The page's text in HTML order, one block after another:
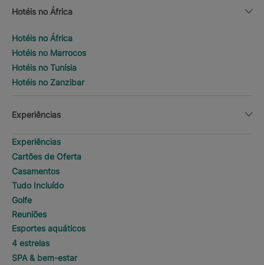
Hotéis no África
Hotéis no África
Hotéis no Marrocos
Hotéis no Tunísia
Hotéis no Zanzibar
Experiências
Experiências
Cartões de Oferta
Casamentos
Tudo Incluído
Golfe
Reuniões
Esportes aquáticos
4 estrelas
SPA & bem-estar